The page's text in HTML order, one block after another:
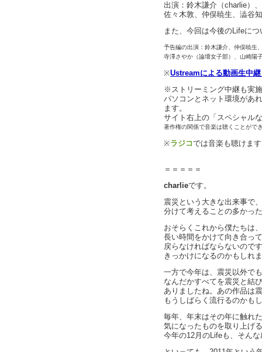
出演：鈴木謙介（charlie）
佐々木敦、仲俣暁生、澁谷
また、今回は今後のLifeに
予告編の出演：鈴木謙介、仲俣暁生
寺澤さやか（論壇女子部）、山崎陽
※Ustreamによる動画生中
※ストリーミング中継も実
パソコンとネット環境があ
ます。
サイト右上の「スペシャル
著作権の関係で音楽は聴くことがで
※ラジコでは音楽も聴けま
＝＝＝＝＝
charlieです。
震災という大きな出来事で
分けて考えることの多かっ
おそらくこれから僕たちは
長い時間をかけて向き合っ
戻らなければならないので
きっかけになるのかもしれ
一方で今年は、震災以外で
なんだかすべてを震災と結
ありましたね。あの作品は
もうしばらく流行るのかも
毎年、年末はその年に触れ
気になったものを取り上げ
今年の12月のLifeも、そん